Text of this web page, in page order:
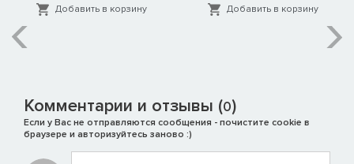
Добавить в корзину Добавить в корзину
Комментарии и отзывы (0)
Если у Вас не отправляются сообщения - почистите cookie в
браузере и авторизуйтесь заново :)